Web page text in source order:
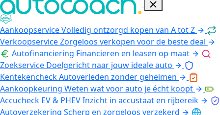
AankoopserviceVolledig ontzorgd kopen van A tot Z
VerkoopserviceZorgeloos verkopen voor de beste deal
Autofinanciering Financieren en leasen op maat
Zoekservice Doelgericht naar jouw ideale auto
KentekencheckAutoverleden zonder geheimen
Aankoopkeuring Weten wat voor auto je écht koopt
Accucheck EV & PHEVInzicht in accustaat en rijbereik
Autoverzekering Scherp en zorgeloos verzekerd